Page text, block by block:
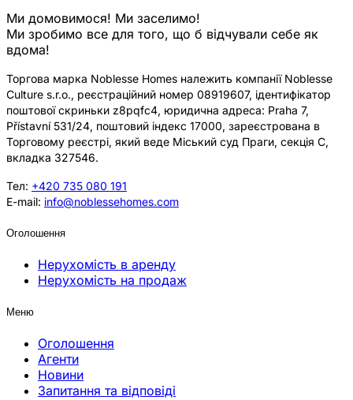
Ми домовимося! Ми заселимо!
Ми зробимо все для того, що б відчували себе як
вдома!
Торгова марка Noblesse Homes належить компанії Noblesse
Culture s.r.o., реєстраційний номер 08919607, ідентифікатор
поштової скриньки z8pqfc4, юридична адреса: Praha 7,
Přístavní 531/24, поштовий індекс 17000, зареєстрована в
Торговому реєстрі, який веде Міський суд Праги, секція C,
вкладка 327546.
Тел: +420 735 080 191
E-mail: info@noblessehomes.com
Оголошення
Нерухомість в аренду
Нерухомість на продаж
Меню
Оголошення
Агенти
Новини
Запитання та відповіді